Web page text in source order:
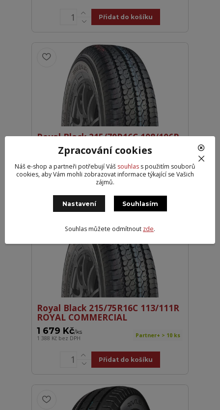
Přidat do košíku
Royal Black 215/70R16C 108/106R
ROYAL COMMERCIAL
1 489 Kč
1 231 Kčbez DPH Partner+ > 10 ks
Přidat do košíku
Royal Black 215/75R16C 113/111R
ROYAL COMMERCIAL
1 679 Kč/ks
1 388 Kč bez DPH Partner+ > 10 ks
Přidat do košíku
Zpracování cookies
Náš e-shop a partneři potřebují Váš souhlass použitím souborů
cookies, aby Vám mohli zobrazovat informace týkající se Vašich
zájmů.
Nastavení Souhlasím
Souhlas můžete odmítnout zde.